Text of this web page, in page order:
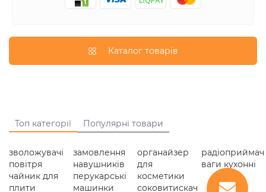
Каталог товарів
Топ категорії Популярні товари
зволожувачі
повітря
чайник для
плити
замовлення
навушників
перукарські
машинки
органайзер
для
косметики
соковитискач
радіоприймач
ваги кухонні